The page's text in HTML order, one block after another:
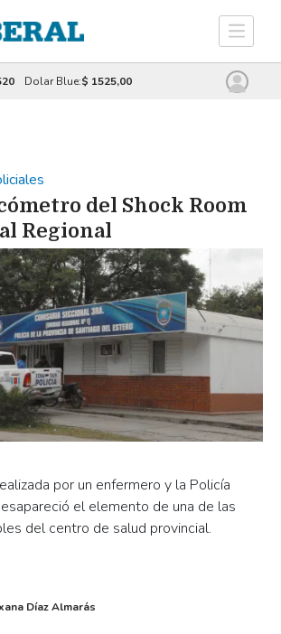
Dolar Blue:$ 1525,00
del Shock Room
Regional
por un enfermero y la Policía
el elemento de una de las
del centro de salud provincial.
Díaz Almarás